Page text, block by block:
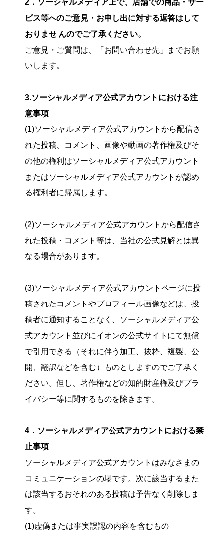
2．ソーシャルメディア上で、店舗での商品・サー
ビス等へのご意見・お申し出に対する返答はして
おりませ んのでご了承ください。
ご意見・ご質問は、「お問い合わせ先」までお願
いします。
3.ソーシャルメディア公式アカウントにおける注
意事項
(1)ソーシャルメディア公式アカウントから配信さ
れた投稿、コメント、画像や動画の著作権及びそ
の他の権利はソーシャルメディア公式アカウント
またはソーシャルメディア公式アカウントが認め
る権利者に帰属します。
(2)ソーシャルメディア公式アカウントから配信さ
れた投稿・コメント等は、当社の公式見解とは異
なる場合があります。
(3)ソーシャルメディア公式アカウントページに投
稿されたコメントやプロフィール画像などは、投
稿者に通知することなく、ソーシャルメディア公
式アカウント並びにイオンの公式サイトにて無償
で引用できる（それに伴う加工、抜粋、複製、公
開、翻訳などを含む）ものとしますのでご了承く
ださい。但し、著作権などの知的財産権及びプラ
イバシー等に関するものを除きます。
4．ソーシャルメディア公式アカウントにおける禁
止事項
ソーシャルメディア公式アカウントはみなさまの
コミュニケーションの場です。次に該当するまた
は該当するおそれのある投稿は予告なく削除しま
す。
(1)虚偽または事実誤認の内容を含むもの